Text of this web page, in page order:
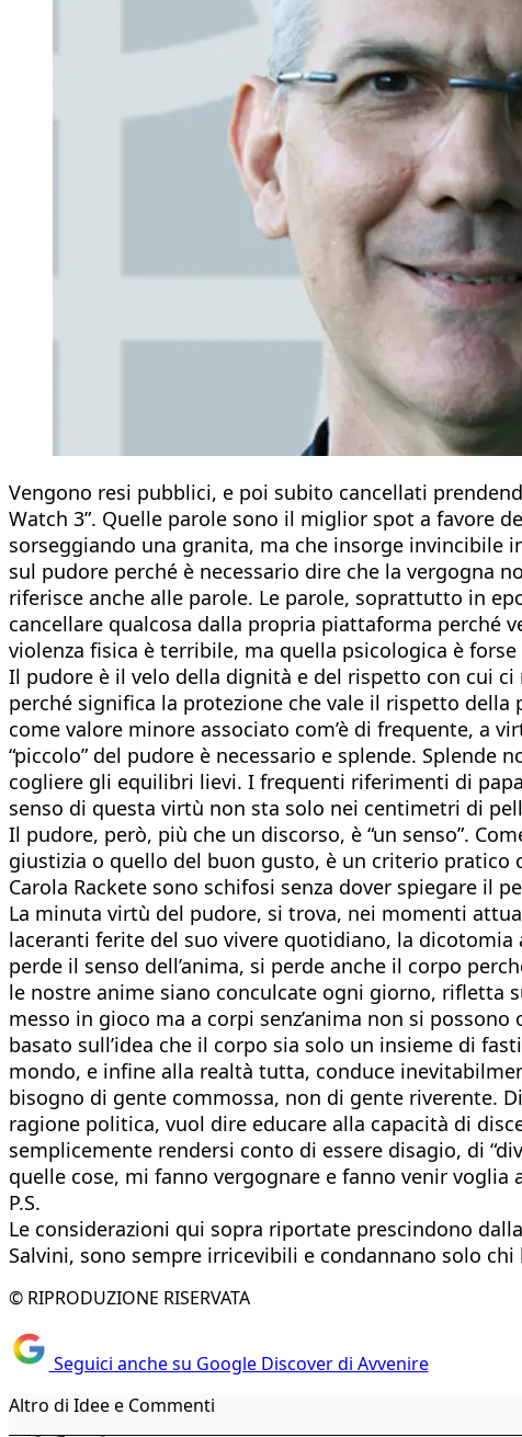
Vengono resi pubblici, e poi subito cancellati
Watch 3”. Quelle parole sono il miglior spot a favore
sorseggiando una granita, ma che insorge invincibile
sul pudore perché è necessario dire che la vergogna
riferisce anche alle parole. Le parole, soprattutto in
cancellare qualcosa dalla propria piattaforma perché
violenza fisica è terribile, ma quella psicologica è
Il pudore è il velo della dignità e del rispetto con cui
perché significa la protezione che vale il rispetto della
come valore minore associato com’è di frequente, a
“piccolo” del pudore è necessario e splende.
cogliere gli equilibri lievi. I frequenti riferimenti di
senso di questa virtù non sta solo nei centimetri di
Il pudore, però, più che un discorso, è “un senso”.
giustizia o quello del buon gusto, è un criterio
Carola Rackete sono schifosi senza dover spiegare il
La minuta virtù del pudore, si trova, nei momenti
laceranti ferite del suo vivere quotidiano, la dicotomia
perde il senso dell’anima, si perde anche il corpo
le nostre anime siano conculcate ogni giorno, rifletta
messo in gioco ma a corpi senz’anima non si
basato sull’idea che il corpo sia solo un insieme di
mondo, e infine alla realtà tutta, conduce
bisogno di gente commossa, non di gente riverente.
ragione politica, vuol dire educare alla capacità di
semplicemente rendersi conto di essere disagio, di
quelle cose, mi fanno vergognare e fanno venir voglia
P.S.
Le considerazioni qui sopra riportate prescindono
Salvini, sono sempre irricevibili e condannano solo
© RIPRODUZIONE RISERVATA
Seguici anche su Google Discover di Avvenire
Altro di Idee e Commenti